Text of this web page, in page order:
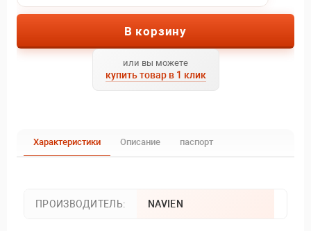
В корзину
или вы можете
купить товар в 1 клик
Характеристики Описание паспорт
ПРОИЗВОДИТЕЛЬ: NAVIEN